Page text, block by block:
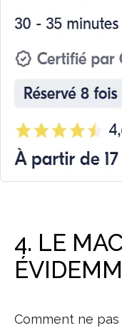
4. LE
Comment ne